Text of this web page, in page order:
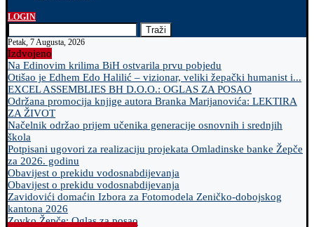
LOGIN
Traži
Petak, 7 Augusta, 2026
Izdvojeno
Na Edinovim krilima BiH ostvarila prvu pobjedu
Otišao je Edhem Edo Halilić – vizionar, veliki žepački humanist i...
EXCEL ASSEMBLIES BH D.O.O.: OGLAS ZA POSAO
Održana promocija knjige autora Branka Marijanovića: LEKTIRA
ZA ŽIVOT
Načelnik održao prijem učenika generacije osnovnih i srednjih
škola
Potpisani ugovori za realizaciju projekata Omladinske banke Žepče
za 2026. godinu
Obavijest o prekidu vodosnabdijevanja
Obavijest o prekidu vodosnabdijevanja
Zavidovići domaćin Izbora za Fotomodela Zeničko-dobojskog
kantona 2026
Zovko Žepče: Oglas za posao